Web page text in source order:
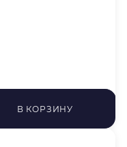
В КОРЗИНУ